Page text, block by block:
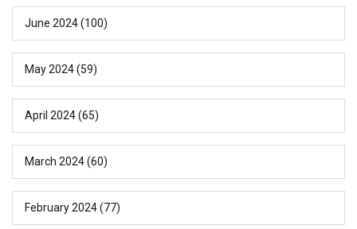
June 2024(100)
May 2024(59)
April 2024(65)
March 2024(60)
February 2024(77)